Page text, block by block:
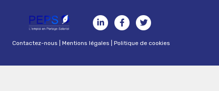
Contactez-nous |Mentions légales |Politique de cookies